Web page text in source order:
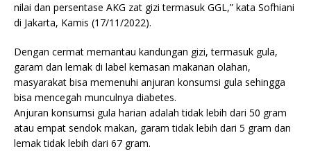
nilai dan persentase AKG zat gizi termasuk GGL,” kata Sofhiani
di Jakarta, Kamis (17/11/2022).
Dengan cermat memantau kandungan gizi, termasuk gula,
garam dan lemak di label kemasan makanan olahan,
masyarakat bisa memenuhi anjuran konsumsi gula sehingga
bisa mencegah munculnya diabetes.
Anjuran konsumsi gula harian adalah tidak lebih dari 50 gram
atau empat sendok makan, garam tidak lebih dari 5 gram dan
lemak tidak lebih dari 67 gram.